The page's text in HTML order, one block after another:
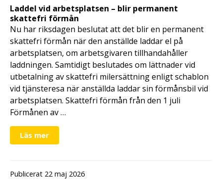
Laddel vid arbetsplatsen – blir permanent
skattefri förmån
Nu har riksdagen beslutat att det blir en permanent
skattefri förmån när den anställde laddar el på
arbetsplatsen, om arbetsgivaren tillhandahåller
laddningen. Samtidigt beslutades om lättnader vid
utbetalning av skattefri milersättning enligt schablon
vid tjänsteresa när anställda laddar sin förmånsbil vid
arbetsplatsen. Skattefri förmån från den 1 juli
Förmånen av …
Läs mer
Publicerat 22 maj 2026